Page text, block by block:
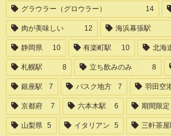
グラウラー（グロウラー） 14
肉が美味しい 12 海浜幕張駅
静岡県 10 有楽町駅 10 北海
札幌駅 8 立ち飲みのみ 8
銀座駅 7 バスク地方 7 羽田空
京都府 7 六本木駅 6 期間限定
山梨県 5 イタリアン 5 三軒茶屋